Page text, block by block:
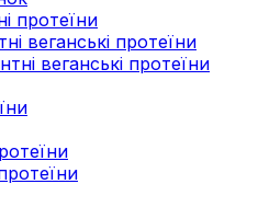
протеїни
веганські протеїни
веганські протеїни